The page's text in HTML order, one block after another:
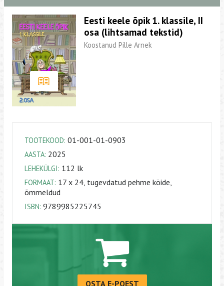
Eesti keele õpik 1. klassile, II
osa (lihtsamad tekstid)
Koostanud Pille Arnek
TOOTEKOOD: 01-001-01-0903
AASTA: 2025
LEHEKÜLGI: 112 lk
FORMAAT: 17 x 24, tugevdatud pehme köide,
õmmeldud
ISBN: 9789985225745
OSTA E-POEST